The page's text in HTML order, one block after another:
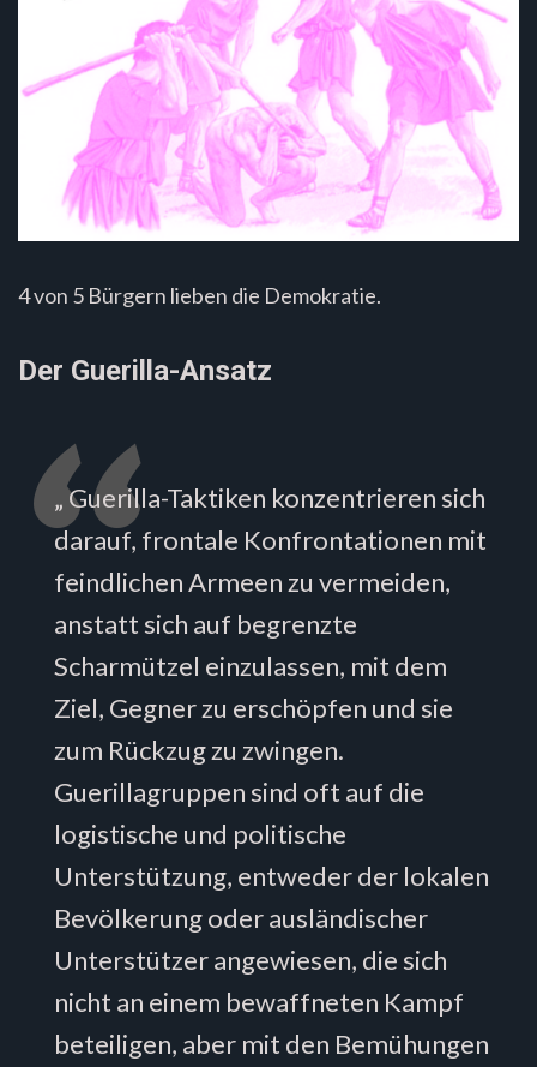
4 von 5 Bürgern lieben die Demokratie.
Der Guerilla-Ansatz
„ Guerilla-Taktiken konzentrieren sich
darauf, frontale Konfrontationen mit
feindlichen Armeen zu vermeiden,
anstatt sich auf begrenzte
Scharmützel einzulassen, mit dem
Ziel, Gegner zu erschöpfen und sie
zum Rückzug zu zwingen.
Guerillagruppen sind oft auf die
logistische und politische
Unterstützung, entweder der lokalen
Bevölkerung oder ausländischer
Unterstützer angewiesen, die sich
nicht an einem bewaffneten Kampf
beteiligen, aber mit den Bemühungen